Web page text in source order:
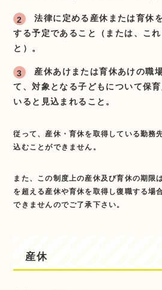
法律に定める産休または育休
する予定であること（または、こ
と）。
産休あけまたは育休あけの職
て、対象となる子どもについて保
いると見込まれること。
従って、産休・育休を取得している勤務
込むことができません。
また、この制度上の産休及び育休の期限
を超える産休や育休を取得し復職する場
できませんのでご了承下さい。
産休